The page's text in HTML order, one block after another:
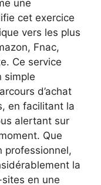
une
cet exercice
vers les plus
Fnac,
Ce service
simple
d’achat
en facilitant la
alertant sur
Que
professionnel,
la
en une